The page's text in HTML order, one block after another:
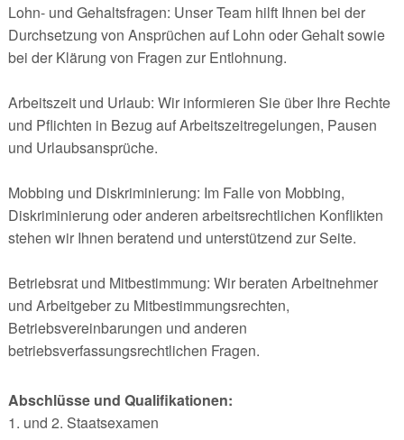
Lohn- und Gehaltsfragen: Unser Team hilft Ihnen bei der
Durchsetzung von Ansprüchen auf Lohn oder Gehalt sowie
bei der Klärung von Fragen zur Entlohnung.
Arbeitszeit und Urlaub: Wir informieren Sie über Ihre Rechte
und Pflichten in Bezug auf Arbeitszeitregelungen, Pausen
und Urlaubsansprüche.
Mobbing und Diskriminierung: Im Falle von Mobbing,
Diskriminierung oder anderen arbeitsrechtlichen Konflikten
stehen wir Ihnen beratend und unterstützend zur Seite.
Betriebsrat und Mitbestimmung: Wir beraten Arbeitnehmer
und Arbeitgeber zu Mitbestimmungsrechten,
Betriebsvereinbarungen und anderen
betriebsverfassungsrechtlichen Fragen.
Abschlüsse und Qualifikationen:
1. und 2. Staatsexamen